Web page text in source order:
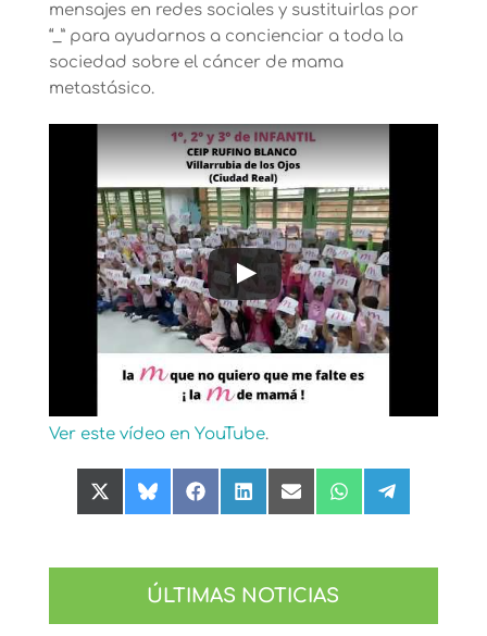
mensajes en redes sociales y sustituirlas por
“_” para ayudarnos a concienciar a toda la
sociedad sobre el cáncer de mama
metastásico.
Ver este vídeo en YouTube.
Compartir
en
Compartir
en
Compartir
en
Compartir
en
Compartir
en
Compartir
en
Compartir
en
ÚLTIMAS NOTICIAS